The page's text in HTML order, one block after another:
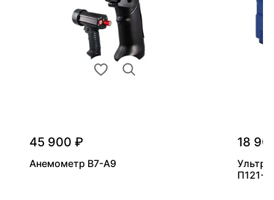
45 900 ₽
Анемометр В7-А9
18
П121-